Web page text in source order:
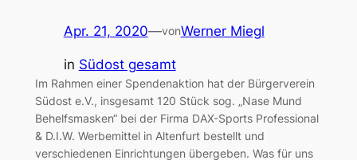
Apr. 21, 2020—vonWerner Miegl
in Südost gesamt
Im Rahmen einer Spendenaktion hat der Bürgerverein
Südost e.V., insgesamt 120 Stück sog. „Nase Mund
Behelfsmasken“ bei der Firma DAX-Sports Professional
& D.I.W. Werbemittel in Altenfurt bestellt und
verschiedenen Einrichtungen übergeben. Was für uns